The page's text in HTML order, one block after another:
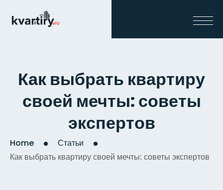
Как выбрать квартиру
своей мечты: советы
экспертов
Home
Статьи
Как выбрать квартиру своей мечты: советы экспертов